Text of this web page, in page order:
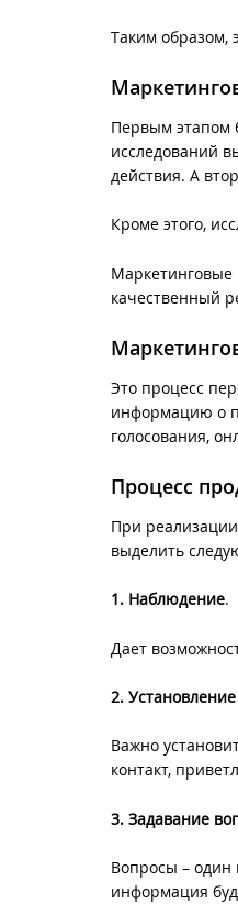
Таким образом,
Первым этапом
исследований
действия. А
Кроме этого,
Маркетинговые
качественный
Это процесс
информацию о
голосования,
Процесс
При
выделить
1. Наблюдение.
Дает
2. Установление
Важно
контакт,
3. Задавание
Вопросы – один
информация